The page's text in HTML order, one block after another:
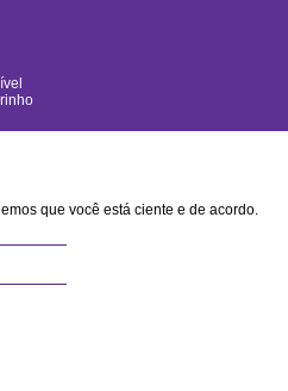
que você está ciente e de acordo.